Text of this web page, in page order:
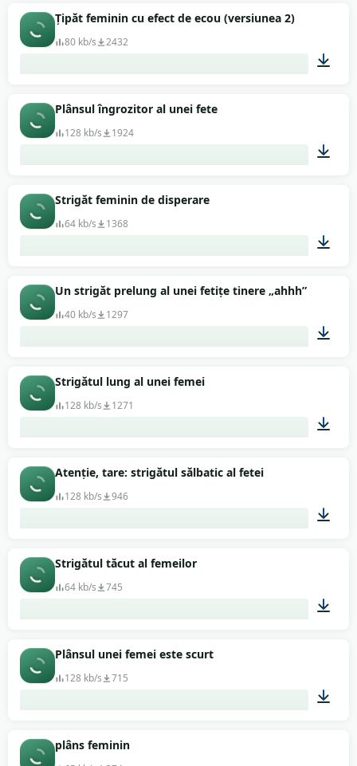
Țipăt feminin cu efect de ecou (versiunea 2)
80 kb/s 2432
Plânsul îngrozitor al unei fete
128 kb/s 1924
Strigăt feminin de disperare
64 kb/s 1368
00:03
Un strigăt prelung al unei fetițe tinere „ahhh”
40 kb/s 1297
Strigătul lung al unei femei
128 kb/s 1271
Atenție, tare: strigătul sălbatic al fetei
128 kb/s 946
Strigătul tăcut al femeilor
64 kb/s 745
Plânsul unei femei este scurt
128 kb/s 715
plâns feminin